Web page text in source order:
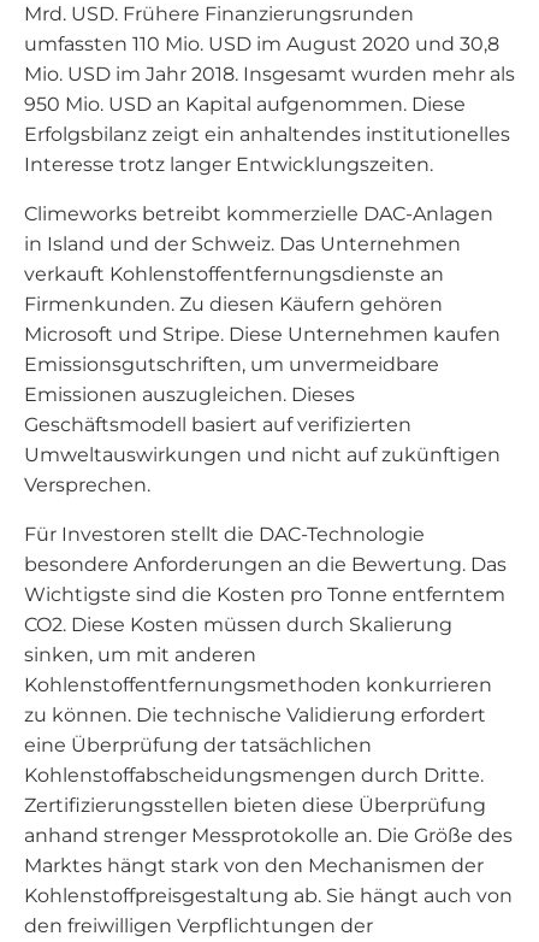
Mrd. USD. Frühere Finanzierungsrunden
umfassten 110 Mio. USD im August 2020 und 30,8
Mio. USD im Jahr 2018. Insgesamt wurden mehr als
950 Mio. USD an Kapital aufgenommen. Diese
Erfolgsbilanz zeigt ein anhaltendes institutionelles
Interesse trotz langer Entwicklungszeiten.
Climeworks betreibt kommerzielle DAC-Anlagen
in Island und der Schweiz. Das Unternehmen
verkauft Kohlenstoffentfernungsdienste an
Firmenkunden. Zu diesen Käufern gehören
Microsoft und Stripe. Diese Unternehmen kaufen
Emissionsgutschriften, um unvermeidbare
Emissionen auszugleichen. Dieses
Geschäftsmodell basiert auf verifizierten
Umweltauswirkungen und nicht auf zukünftigen
Versprechen.
Für Investoren stellt die DAC-Technologie
besondere Anforderungen an die Bewertung. Das
Wichtigste sind die Kosten pro Tonne entferntem
CO2. Diese Kosten müssen durch Skalierung
sinken, um mit anderen
Kohlenstoffentfernungsmethoden konkurrieren
zu können. Die technische Validierung erfordert
eine Überprüfung der tatsächlichen
Kohlenstoffabscheidungsmengen durch Dritte.
Zertifizierungsstellen bieten diese Überprüfung
anhand strenger Messprotokolle an. Die Größe des
Marktes hängt stark von den Mechanismen der
Kohlenstoffpreisgestaltung ab. Sie hängt auch von
den freiwilligen Verpflichtungen der